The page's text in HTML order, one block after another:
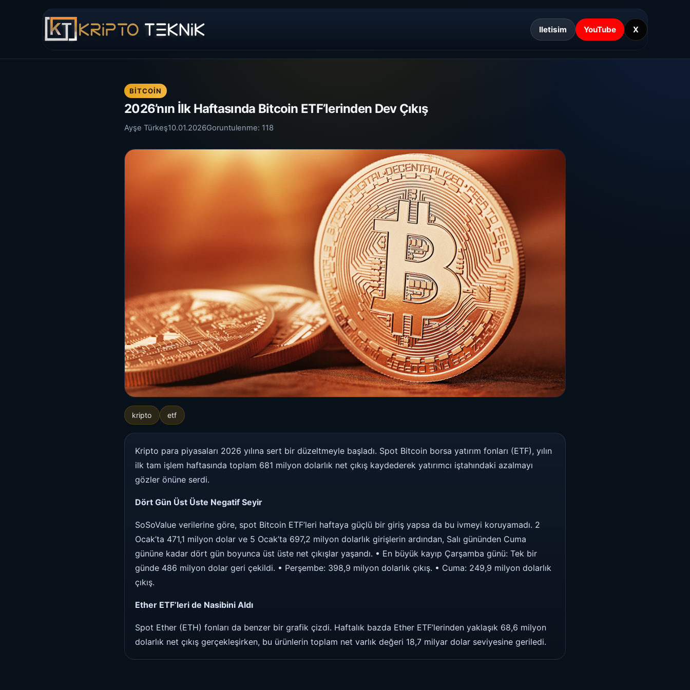
Iletisim YouTube X
BITCOIN
2026’nın İlk Haftasında Bitcoin ETF’lerinden Dev Çıkış
Ayşe Türkeş10.01.2026Goruntulenme: 118
kripto etf
Kripto para piyasaları 2026 yılına sert bir düzeltmeyle başladı. Spot Bitcoin borsa yatırım fonları (ETF), yılın
ilk tam işlem haftasında toplam 681 milyon dolarlık net çıkış kaydederek yatırımcı iştahındaki azalmayı
gözler önüne serdi.
Dört Gün Üst Üste Negatif Seyir
SoSoValue verilerine göre, spot Bitcoin ETF’leri haftaya güçlü bir giriş yapsa da bu ivmeyi koruyamadı. 2
Ocak’ta 471,1 milyon dolar ve 5 Ocak’ta 697,2 milyon dolarlık girişlerin ardından, Salı gününden Cuma
gününe kadar dört gün boyunca üst üste net çıkışlar yaşandı. • En büyük kayıp Çarşamba günü: Tek bir
günde 486 milyon dolar geri çekildi. • Perşembe: 398,9 milyon dolarlık çıkış. • Cuma: 249,9 milyon dolarlık
çıkış.
Ether ETF’leri de Nasibini Aldı
Spot Ether (ETH) fonları da benzer bir grafik çizdi. Haftalık bazda Ether ETF’lerinden yaklaşık 68,6 milyon
dolarlık net çıkış gerçekleşirken, bu ürünlerin toplam net varlık değeri 18,7 milyar dolar seviyesine geriledi.